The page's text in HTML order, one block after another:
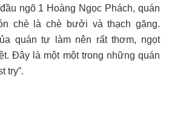
ngõ 1 Hoàng Ngọc Phách, quán
chè là chè bưởi và thạch găng.
quán tự làm nên rất thơm, ngọt
Đây là một một trong những quán
try”.